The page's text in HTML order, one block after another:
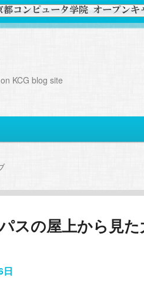
KCG blog site
スの屋上から見た
日